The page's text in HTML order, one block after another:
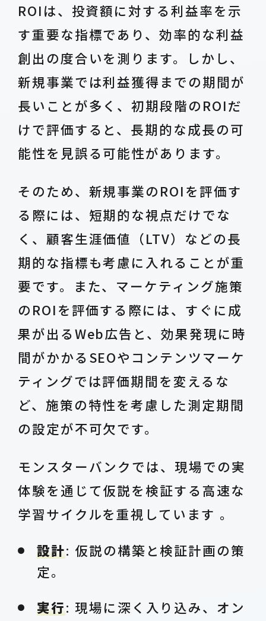
ROIは、投資額に対する利益率を示
す重要な指標であり、効率的な利益
創出の度合いを測ります。しかし、
新規事業では利益獲得までの期間が
長いことが多く、初期段階のROIだ
けで評価すると、長期的な成長の可
能性を見誤る可能性があります。
そのため、新規事業のROIを評価す
る際には、短期的な視点だけでな
く、顧客生涯価値（LTV）などの長
期的な指標も考慮に入れることが重
要です。また、マーケティング施策
のROIを評価する際には、すぐに成
果が出るWeb広告と、効果発現に時
間がかかるSEOやコンテンツマーケ
ティングでは評価期間を変えるな
ど、施策の特性を考慮した測定期間
の設定が不可欠です。
モンスターバンクでは、現場での実
体験を通じて仮説を検証する高速な
学習サイクルを重視しています 。
設計: 仮説の構築と検証計画の策
定。
実行: 現場に深く入り込み、オン